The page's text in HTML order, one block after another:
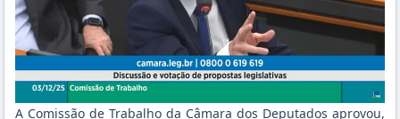
A Comissão de Trabalho da Câmara dos Deputados aprovou,